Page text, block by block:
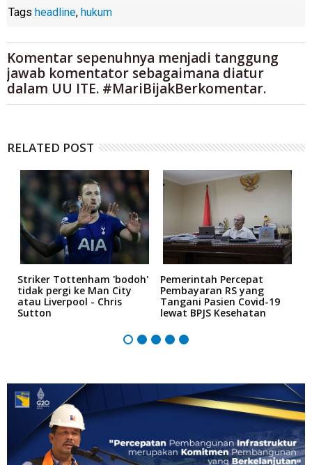
Tags headline, hukum
Komentar sepenuhnya menjadi tanggung
jawab komentator sebagaimana diatur
dalam UU ITE. #MariBijakBerkomentar.
RELATED POST
Striker Tottenham 'bodoh'
tidak pergi ke Man City
atau Liverpool - Chris
Sutton
Pemerintah Percepat
Pembayaran RS yang
Tangani Pasien Covid-19
lewat BPJS Kesehatan